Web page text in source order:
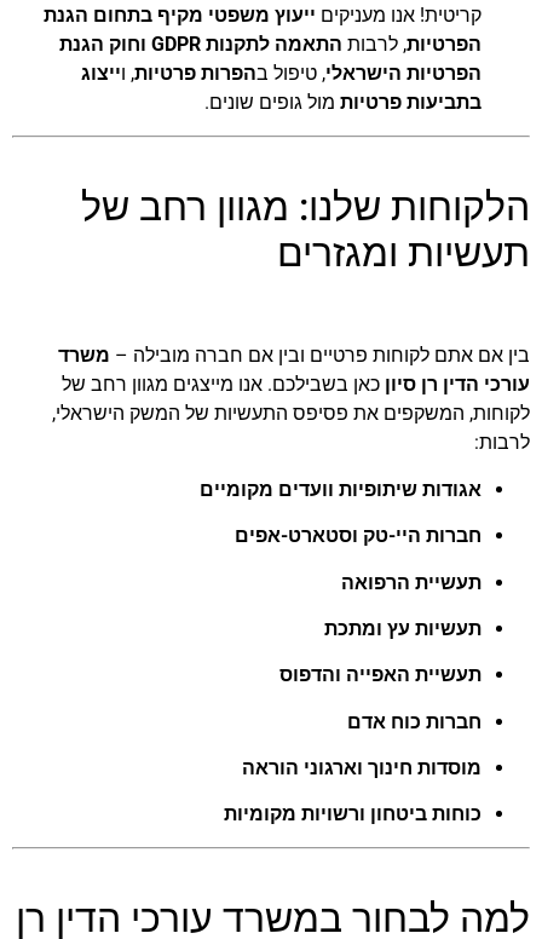
קריטית! אנו מעניקים ייעוץ משפטי מקיף בתחום הגנת
הפרטיות, לרבות
התאמה לתקנות GDPR וחוק הגנת
הפרטיות הישראלי, טיפול בהפרות פרטיות, וייצוג
בתביעות פרטיות מול גופים שונים.
הלקוחות שלנו: מגוון רחב של
תעשיות ומגזרים
בין אם אתם לקוחות פרטיים ובין אם חברה מובילה – משרד
עורכי הדין רן סיון כאן בשבילכם. אנו מייצגים מגוון רחב של
לקוחות, המשקפים את פסיפס התעשיות של המשק הישראלי,
לרבות:
אגודות שיתופיות וועדים מקומיים
חברות היי-טק וסטארט-אפים
תעשיית הרפואה
תעשיות עץ ומתכת
תעשיית האפייה והדפוס
חברות כוח אדם
מוסדות חינוך וארגוני הוראה
כוחות ביטחון ורשויות מקומיות
למה לבחור במשרד עורכי הדין רן